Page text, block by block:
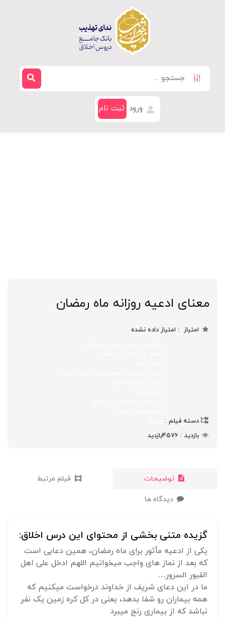
ورود ثبت نام
معنای ادعیه روزانه ماه رمضان
امتیاز امتیاز داده نشده
دسته فیلم
بازدید
4576بازدید
توضیحات فیلم مرتبط
دیدگاه ها
گزیده متنی بخشی از محتوای این درس اخلاق:
یکی از ادعیه مأثور برای ماه رمضان، همین دعایی است
که بعد از نماز های واجب میخوانیم اللهم ادخل علی اهل
القبور السرور…
ما در این دعای شریف از خداوند درخواست میکنیم که
همه بیماران رو شفا بدهد، یعنی در کل کره زمین یک نفر
نباشد که از بیماری رنج میبرد